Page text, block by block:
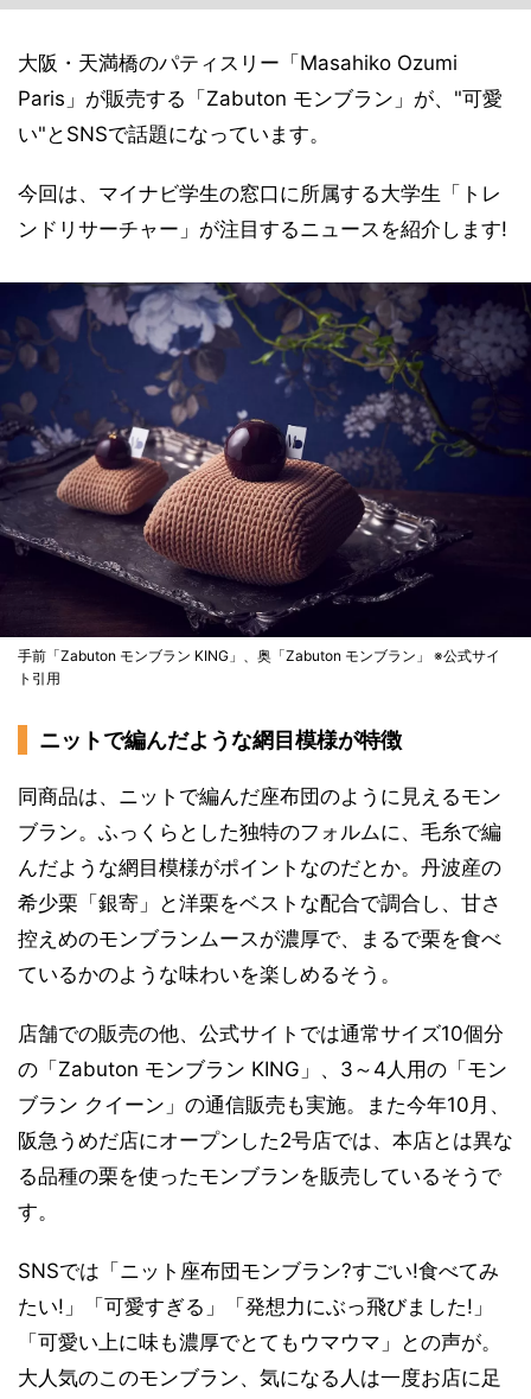
大阪・天満橋のパティスリー「Masahiko Ozumi
Paris」が販売する「Zabuton モンブラン」が、"可愛
い"とSNSで話題になっています。
今回は、マイナビ学生の窓口に所属する大学生「トレ
ンドリサーチャー」が注目するニュースを紹介します!
手前「Zabuton モンブラン KING」、奥「Zabuton モンブラン」 ※公式サイ
ト引用
ニットで編んだような網目模様が特徴
同商品は、ニットで編んだ座布団のように見えるモン
ブラン。ふっくらとした独特のフォルムに、毛糸で編
んだような網目模様がポイントなのだとか。丹波産の
希少栗「銀寄」と洋栗をベストな配合で調合し、甘さ
控えめのモンブランムースが濃厚で、まるで栗を食べ
ているかのような味わいを楽しめるそう。
店舗での販売の他、公式サイトでは通常サイズ10個分
の「Zabuton モンブラン KING」、3～4人用の「モン
ブラン クイーン」の通信販売も実施。また今年10月、
阪急うめだ店にオープンした2号店では、本店とは異な
る品種の栗を使ったモンブランを販売しているそうで
す。
SNSでは「ニット座布団モンブラン?すごい!食べてみ
たい!」「可愛すぎる」「発想力にぶっ飛びました!」
「可愛い上に味も濃厚でとてもウマウマ」との声が。
大人気のこのモンブラン、気になる人は一度お店に足